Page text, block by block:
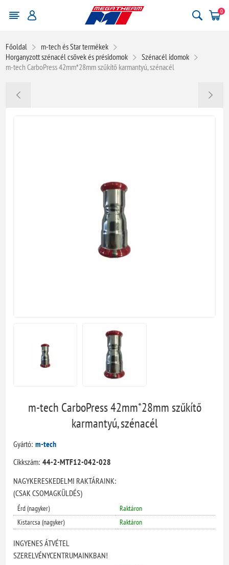
0
Főoldal
m-tech és Star termékek
Horganyzott szénacél csövek és présidomok
Szénacél idomok
m-tech CarboPress 42mm*28mm szűkítő karmantyú, szénacél
m-tech CarboPress 42mm*28mm szűkítő
karmantyú, szénacél
Gyártó: m-tech
Cikkszám: 44-2-MTF12-042-028
NAGYKERESKEDELMI RAKTÁRAINK:
(CSAK CSOMAGKÜLDÉS)
Érd (nagyker)
Raktáron
Kistarcsa (nagyker)
Raktáron
INGYENES ÁTVÉTEL
SZERELVÉNYCENTRUMAINKBAN!